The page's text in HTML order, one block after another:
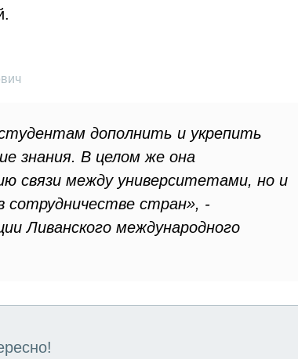
дополнить и укрепить
знания. В целом же она
связи между университетами, но и
стран», -
Ливанского международного